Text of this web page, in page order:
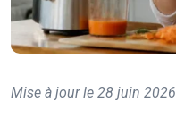
Mise à jour le 28 juin 2026